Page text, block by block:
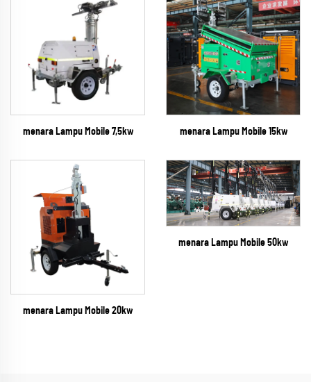
menara Lampu Mobile 7,5kw menara Lampu Mobile 15kw
menara Lampu Mobile 20kw
menara Lampu Mobile 50kw